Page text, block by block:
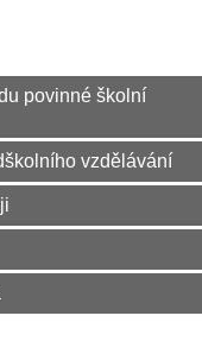
povinné školní
vzdělávání